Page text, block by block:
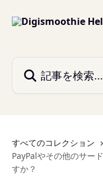
すべてのコレクション
PayPalやその他のサー
すか？